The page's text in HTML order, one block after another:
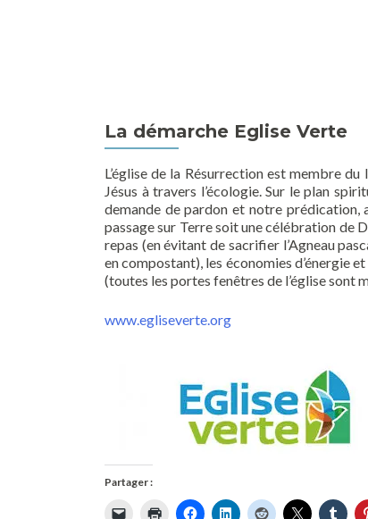
La démarche Eglise Verte
L’église de la Résurrection est membre
Jésus à travers l’écologie. Sur le plan
demande de pardon et notre
passage sur Terre soit une célébration de
repas (en évitant de sacrifier l’Agneau
en compostant), les économies d’énergie
(toutes les portes fenêtres de l’église sont
www.egliseverte.org
Partager :